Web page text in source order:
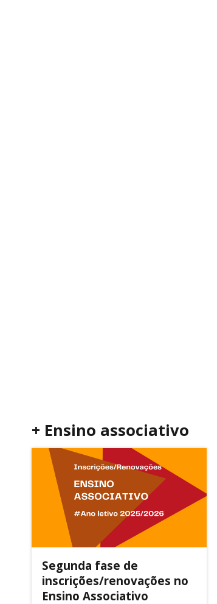
+ Ensino associativo
Segunda fase de
inscrições/renovações no
Ensino Associativo